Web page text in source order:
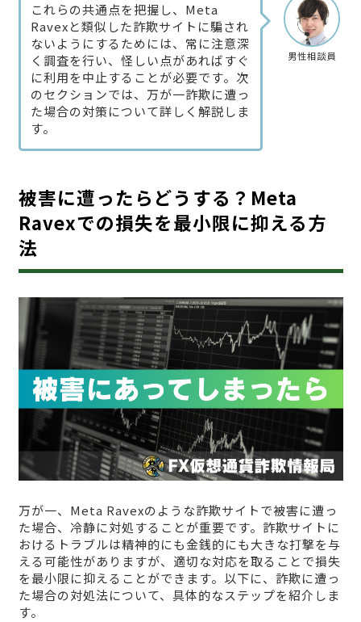
男性相談員
これらの共通点を把握し、Meta
Ravexと類似した詐欺サイトに騙され
ないようにするためには、常に注意深
く調査を行い、怪しい点があればすぐ
に利用を中止することが必要です。次
のセクションでは、万が一詐欺に遭っ
た場合の対策について詳しく解説しま
す。
被害に遭ったらどうする？Meta
Ravexでの損失を最小限に抑える方
法
万が一、Meta Ravexのような詐欺サイトで被害に遭っ
た場合、冷静に対処することが重要です。詐欺サイトに
おけるトラブルは精神的にも金銭的にも大きな打撃を与
える可能性がありますが、適切な対応を取ることで損失
を最小限に抑えることができます。以下に、詐欺に遭っ
た場合の対処法について、具体的なステップを紹介しま
す。